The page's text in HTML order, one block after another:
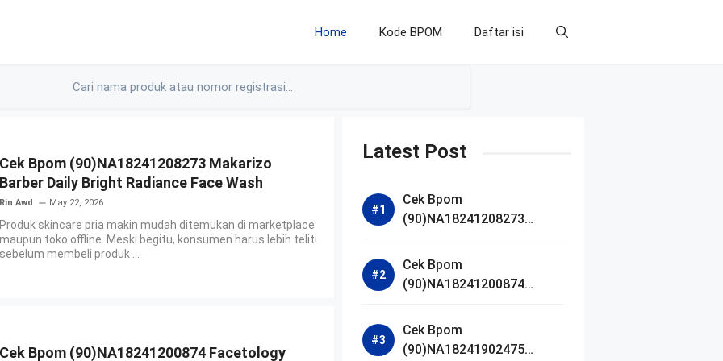
Home Kode BPOM Daftar isi
Cek Bpom (90)NA18241208273 Makarizo
Barber Daily Bright Radiance Face Wash
Rin Awd May 22, 2026
Produk skincare pria makin mudah ditemukan di marketplace
maupun toko offline. Meski begitu, konsumen harus lebih teliti
sebelum membeli produk ...
Cek Bpom (90)NA18241200874 Facetology
Latest Post
Cek Bpom
(90)NA18241208273
Bright Radiance Face
Wash
Cek Bpom
(90)NA18241200874
Acne Calm Micellar Water
Cek Bpom
(90)NA18241902475